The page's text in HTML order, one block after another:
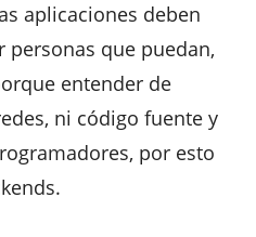
aplicaciones deben
que puedan,
entender de
ni código fuente y
por esto